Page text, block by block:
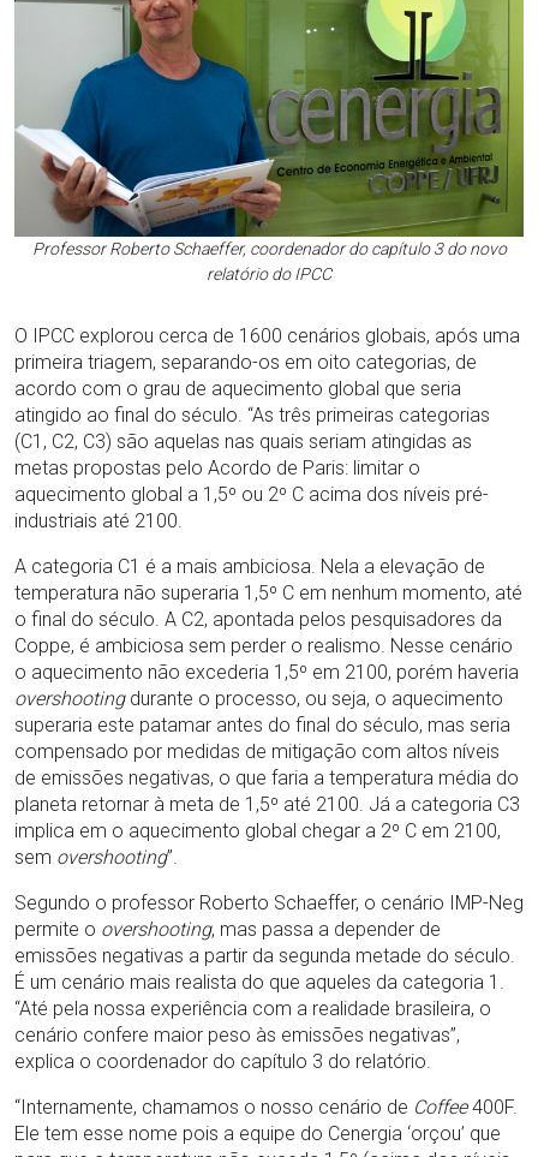
Professor Roberto Schaeffer, coordenador do capítulo 3 do novo
relatório do IPCC
O IPCC explorou cerca de 1600 cenários globais, após uma
primeira triagem, separando-os em oito categorias, de
acordo com o grau de aquecimento global que seria
atingido ao final do século. “As três primeiras categorias
(C1, C2, C3) são aquelas nas quais seriam atingidas as
metas propostas pelo Acordo de Paris: limitar o
aquecimento global a 1,5º ou 2º C acima dos níveis pré-
industriais até 2100.
A categoria C1 é a mais ambiciosa. Nela a elevação de
temperatura não superaria 1,5º C em nenhum momento, até
o final do século. A C2, apontada pelos pesquisadores da
Coppe, é ambiciosa sem perder o realismo. Nesse cenário
o aquecimento não excederia 1,5º em 2100, porém haveria
overshootingdurante o processo, ou seja, o aquecimento
superaria este patamar antes do final do século, mas seria
compensado por medidas de mitigação com altos níveis
de emissões negativas, o que faria a temperatura média do
planeta retornar à meta de 1,5º até 2100. Já a categoria C3
implica em o aquecimento global chegar a 2º C em 2100,
sem overshooting”.
Segundo o professor Roberto Schaeffer, o cenário IMP-Neg
permite o overshooting, mas passa a depender de
emissões negativas a partir da segunda metade do século.
É um cenário mais realista do que aqueles da categoria 1.
“Até pela nossa experiência com a realidade brasileira, o
cenário confere maior peso às emissões negativas”,
explica o coordenador do capítulo 3 do relatório.
“Internamente, chamamos o nosso cenário de Coffee400F.
Ele tem esse nome pois a equipe do Cenergia ‘orçou’ que